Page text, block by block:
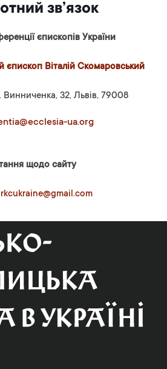
зв’язок
єпископів України
єпископ Віталій Скомаровський
Винниченка, 32, Львів, 79008
ua.org
щодо сайту
rkcukraine@gmail.com